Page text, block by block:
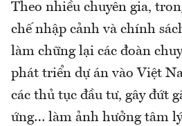
Theo nhiều chuyên gia,
chế nhập cảnh và chính
làm chững lại các đoàn
phát triển dự án vào Việt
các thủ tục đầu tư, gây đứt
ứng… làm ảnh hưởng tâm